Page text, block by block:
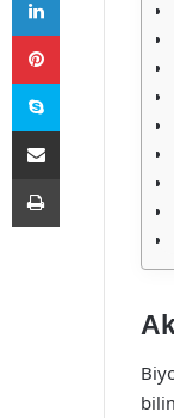
Pinterest
Skype
E-Posta ile paylaş